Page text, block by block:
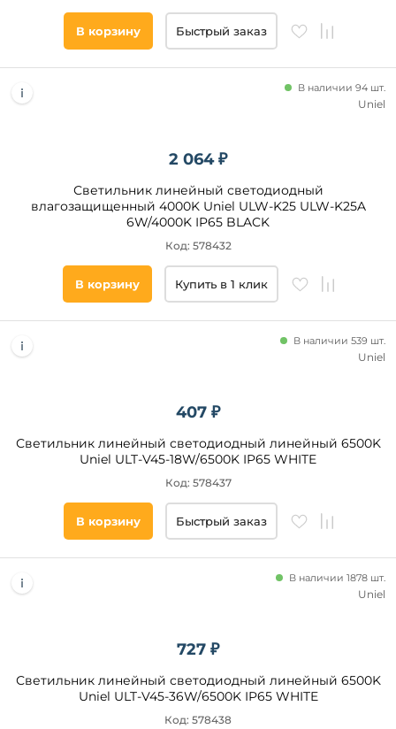
от
Высота,
от
плафонов и
абажуров,
от
В корзину Быстрый заказ
2 064 ₽
Светильник линейный светодиодный
влагозащищенный 4000K Uniel ULW-K25 ULW-K25A
6W/4000K IP65 BLACK
В наличии 94 шт.
Код: 578432
Uniel
В корзину Купить в 1 клик
407 ₽
Светильник линейный светодиодный линейный 6500K
Uniel ULT-V45-18W/6500K IP65 WHITE
В наличии 539 шт.
Код: 578437
Uniel
В корзину Быстрый заказ
727 ₽
Светильник линейный светодиодный линейный 6500K
Uniel ULT-V45-36W/6500K IP65 WHITE
В наличии 1878 шт.
Код: 578438
Uniel